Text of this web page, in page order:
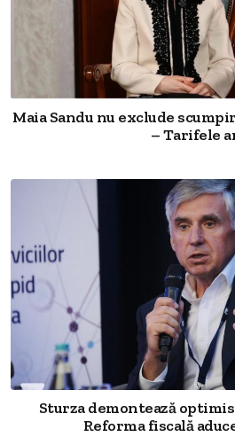
Maia Sandu nu exclude
– Tarifele
Sturza demontează
Reforma fiscală